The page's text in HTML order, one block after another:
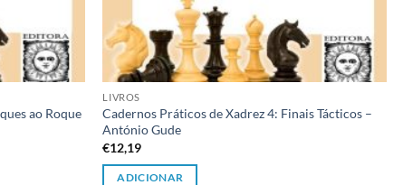
ao Roque
LIVROS
Cadernos Práticos de Xadrez 4: Finais Tácticos –
António Gude
€12,19
ADICIONAR